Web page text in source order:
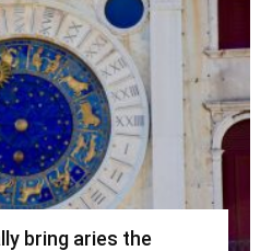
bring aries the